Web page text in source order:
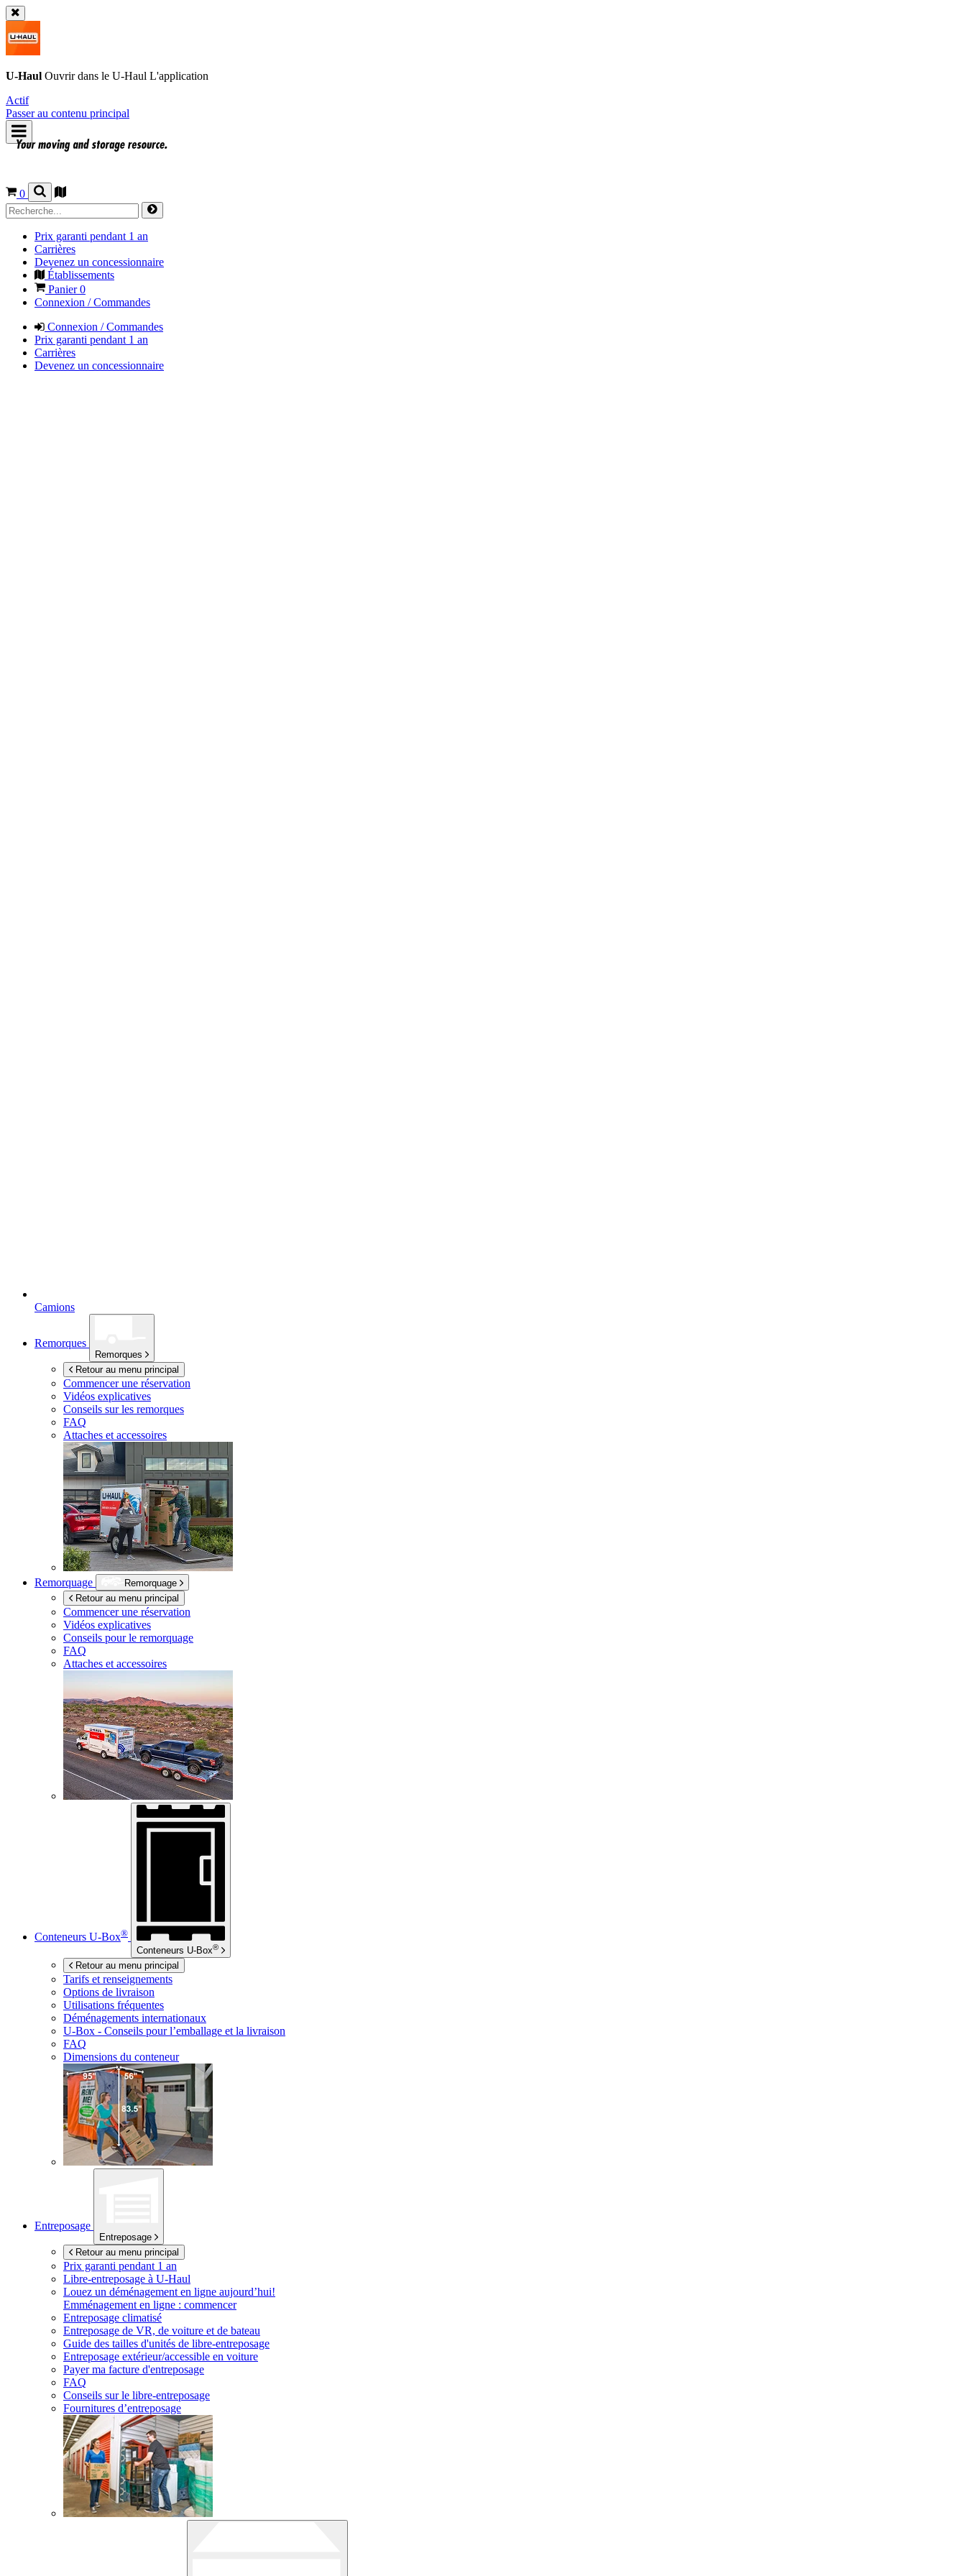
U-Haul Ouvrir dans le U-Haul L'application
Actif
Passer au contenu principal
0
Prix garanti pendant 1 an
Carrières
Devenez un concessionnaire
Établissements
Panier0
Connexion / Commandes
Connexion / Commandes
Prix garanti pendant 1 an
Carrières
Devenez un concessionnaire
Camions
Remorques
Remorques
Retour au menu principal
Commencer une réservation
Vidéos explicatives
Conseils sur les remorques
FAQ
Attaches et accessoires
Remorquage
Remorquage
Retour au menu principal
Commencer une réservation
Vidéos explicatives
Conseils pour le remorquage
FAQ
Attaches et accessoires
Conteneurs U-Box®
Conteneurs U-Box®
Retour au menu principal
Tarifs et renseignements
Options de livraison
Utilisations fréquentes
Déménagements internationaux
U-Box - Conseils pour l’emballage et la livraison
FAQ
Dimensions du conteneur
Entreposage
Entreposage
Retour au menu principal
Prix garanti pendant 1 an
Libre-entreposage à U-Haul
Louez un déménagement en ligne aujourd’hui!
Emménagement en ligne : commencer
Entreposage climatisé
Entreposage de VR, de voiture et de bateau
Guide des tailles d'unités de libre-entreposage
Entreposage extérieur/accessible en voiture
Payer ma facture d'entreposage
FAQ
Conseils sur le libre-entreposage
Fournitures d’entreposage